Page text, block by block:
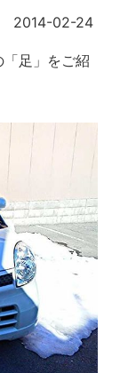
2014-02-24
足」をご紹